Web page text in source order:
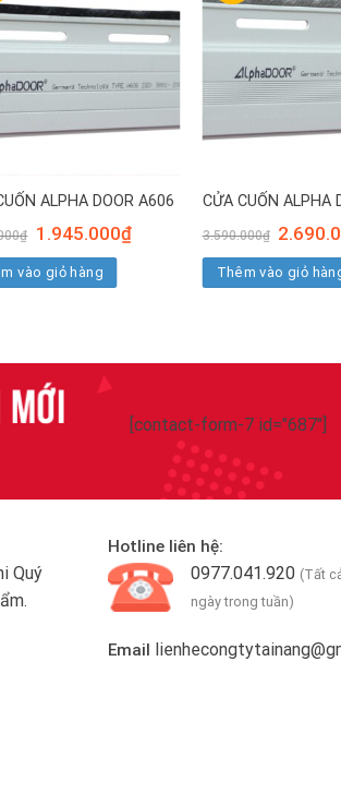
ALPHA DOOR A606
₫
Giá
gốc
là:
2.645.000₫.
1.945.000₫Giá
hiện
1.945.000₫.
vào giỏ hàng
CỬA CUỐN ALPHA
3.590.000₫
Giá
gốc
là:
Thêm vào giỏ
[contact-form-7 id="687"]
Quý
Hotline liên hệ:
0977.041.920 (Tất
ngày trong tuần)
Email